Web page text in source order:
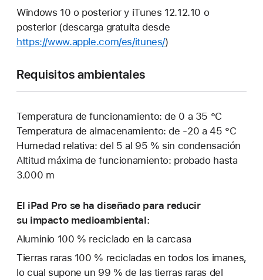
Windows 10 o posterior y iTunes 12.12.10 o
posterior (descarga gratuita desde
https://www.apple.com/es/itunes/)
Requisitos ambientales
Temperatura de funcionamiento: de 0 a 35 °C
Temperatura de almacenamiento: de -20 a 45 °C
Humedad relativa: del 5 al 95 % sin condensación
Altitud máxima de funcionamiento: probado hasta
3.000 m
El iPad Pro se ha diseñado para reducir
su impacto medioambiental:
Aluminio 100 % reciclado en la carcasa
Tierras raras 100 % recicladas en todos los imanes,
lo cual supone un 99 % de las tierras raras del